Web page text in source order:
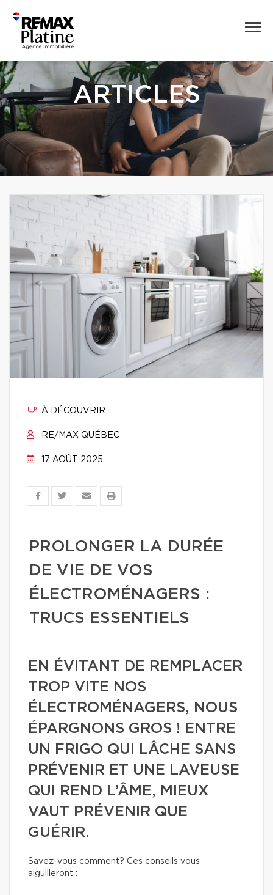
ARTICLES
À DÉCOUVRIR
RE/MAX QUÉBEC
17 AOÛT 2025
PROLONGER LA DURÉE
DE VIE DE VOS
ÉLECTROMÉNAGERS :
TRUCS ESSENTIELS
EN ÉVITANT DE REMPLACER
TROP VITE NOS
ÉLECTROMÉNAGERS, NOUS
ÉPARGNONS GROS ! ENTRE
UN FRIGO QUI LÂCHE SANS
PRÉVENIR ET UNE LAVEUSE
QUI REND L’ÂME, MIEUX
VAUT PRÉVENIR QUE
GUÉRIR.
Savez-vous comment? Ces conseils vous
aiguilleront :